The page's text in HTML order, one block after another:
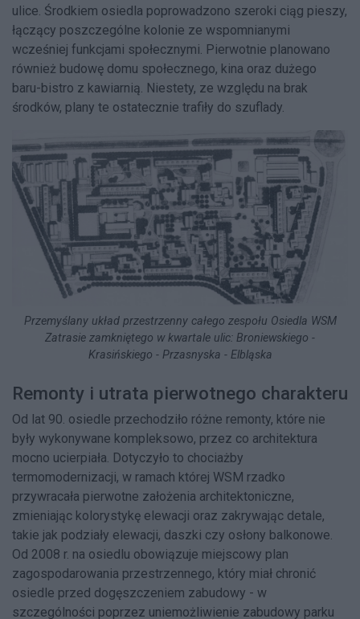
ulice. Środkiem osiedla poprowadzono szeroki ciąg pieszy,
łączący poszczególne kolonie ze wspomnianymi
wcześniej funkcjami społecznymi. Pierwotnie planowano
również budowę domu społecznego, kina oraz dużego
baru-bistro z kawiarnią. Niestety, ze względu na brak
środków, plany te ostatecznie trafiły do szuflady.
Przemyślany układ przestrzenny całego zespołu Osiedla WSM
Zatrasie zamkniętego w kwartale ulic: Broniewskiego -
Krasińskiego - Przasnyska - Elbląska
Remonty i utrata pierwotnego charakteru
Od lat 90. osiedle przechodziło różne remonty, które nie
były wykonywane kompleksowo, przez co architektura
mocno ucierpiała. Dotyczyło to chociażby
termomodernizacji, w ramach której WSM rzadko
przywracała pierwotne założenia architektoniczne,
zmieniając kolorystykę elewacji oraz zakrywając detale,
takie jak podziały elewacji, daszki czy osłony balkonowe.
Od 2008 r. na osiedlu obowiązuje miejscowy plan
zagospodarowania przestrzennego, który miał chronić
osiedle przed dogęszczeniem zabudowy - w
szczególności poprzez uniemożliwienie zabudowy parku